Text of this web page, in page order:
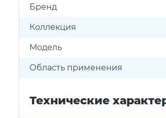
Бренд
Коллекция
Модель
Область применения
Технические